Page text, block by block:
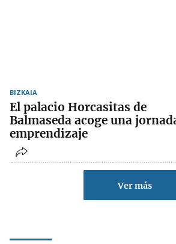
BIZKAIA
El palacio Horcasitas de
Balmaseda acoge una
emprendizaje
Ver más